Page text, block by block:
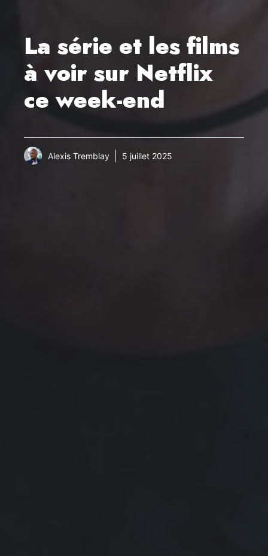
La série et les films
à voir sur Netflix
ce week-end
Alexis Tremblay 5 juillet 2025